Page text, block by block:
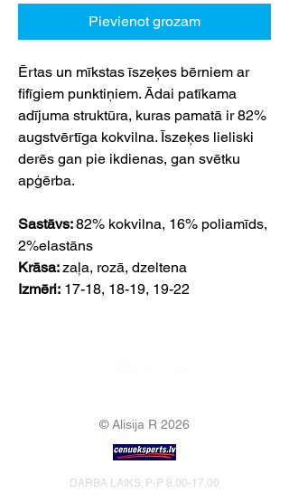
Pievienot grozam
Ērtas un mīkstas īszeķes bērniem ar
fifīgiem punktiņiem. Ādai patīkama
adījuma struktūra, kuras pamatā ir 82%
augstvērtīga kokvilna. Īszeķes lieliski
derēs gan pie ikdienas, gan svētku
apģērba.
Sastāvs:82% kokvilna, 16% poliamīds,
2%elastāns
Krāsa:zaļa, rozā, dzeltena
Izmēri: 17-18, 18-19, 19-22
© Alisija R 2026
DARBA LAIKS: P-P 8.00-17.00